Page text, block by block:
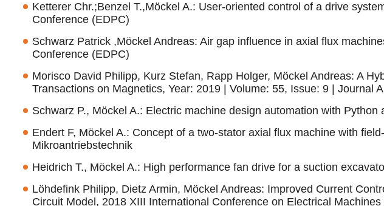
Ketterer Chr.;Benzel T.,Möckel A.: User-oriented control of a drive
Conference (EDPC)
Schwarz Patrick ,Möckel Andreas: Air gap influence in axial flux
Conference (EDPC)
Morisco David Philipp, Kurz Stefan, Rapp Holger, Möckel Andreas: A
Transactions on Magnetics, Year: 2019 | Volume: 55, Issue: 9 | Journal
Schwarz P., Möckel A.: Electric machine design automation with
Endert F, Möckel A.: Concept of a two-stator axial flux machine with
Mikroantriebstechnik
Heidrich T., Möckel A.: High performance fan drive for a suction
Löhdefink Philipp, Dietz Armin, Möckel Andreas: Improved Current
Circuit Model, 2018 XIII International Conference on Electrical Machines